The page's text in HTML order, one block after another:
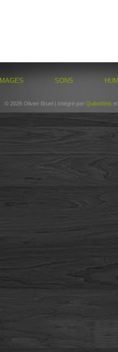
IMAGES SONS
© 2026 Olivier Bruel | Intégré par QuiboWeb